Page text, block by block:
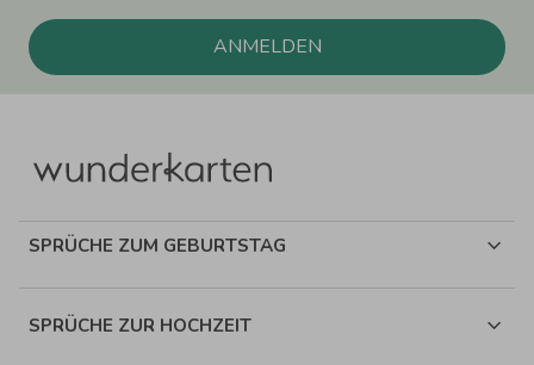
ANMELDEN
SPRÜCHE ZUM GEBURTSTAG
SPRÜCHE ZUR HOCHZEIT